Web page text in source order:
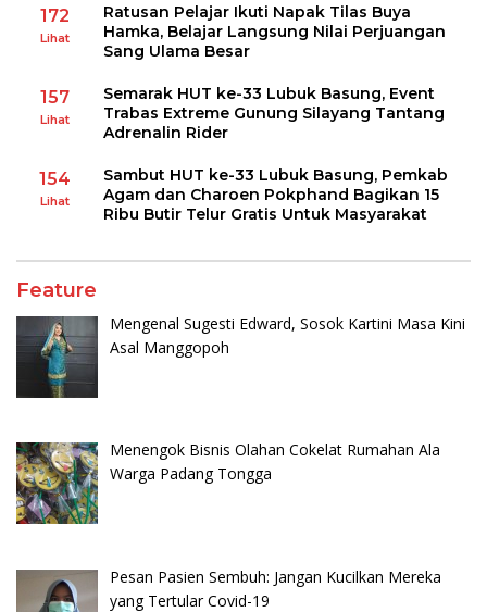
172
Lihat
Ratusan Pelajar Ikuti Napak Tilas Buya
Hamka, Belajar Langsung Nilai Perjuangan
Sang Ulama Besar
157
Lihat
Semarak HUT ke-33 Lubuk Basung, Event
Trabas Extreme Gunung Silayang Tantang
Adrenalin Rider
154
Lihat
Sambut HUT ke-33 Lubuk Basung, Pemkab
Agam dan Charoen Pokphand Bagikan 15
Ribu Butir Telur Gratis Untuk Masyarakat
Feature
Mengenal Sugesti Edward, Sosok Kartini Masa Kini
Asal Manggopoh
Menengok Bisnis Olahan Cokelat Rumahan Ala
Warga Padang Tongga
Pesan Pasien Sembuh: Jangan Kucilkan Mereka
yang Tertular Covid-19